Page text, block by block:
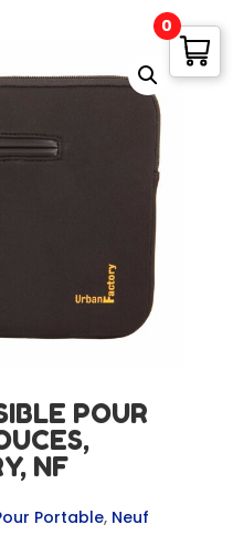
POUR
NF
Portable, Neuf
0